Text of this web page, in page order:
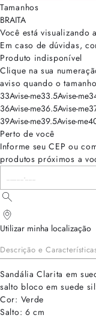
Tamanhos
BRAITA
Você está visualizando
Em caso de dúvidas,
Produto indisponível
Clique na sua
aviso quando o
33Avise-me33.5Avise-me
36Avise-me36.5Avise-me
39Avise-me39.5Avise-me
Perto de você
Informe seu CEP ou
produtos próximos a
Utilizar minha localização
Descrição e
Sandália Clarita em
salto bloco em suede
Cor: Verde
Salto: 6 cm